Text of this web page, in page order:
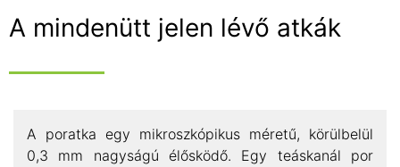
A mindenütt jelen lévő atkák
A poratka egy mikroszkópikus méretű, körülbelül
0,3 mm nagyságú élősködő. Egy teáskanál por